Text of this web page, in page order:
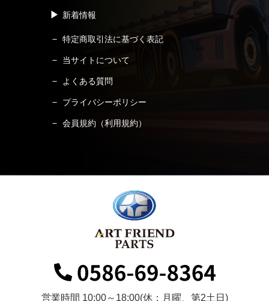
新着情報
特定商取引法に基づく表記
当サイトについて
よくある質問
プライバシーポリシー
会員規約（利用規約）
営業時間 10:00～18:00(休：月曜、第2土日)